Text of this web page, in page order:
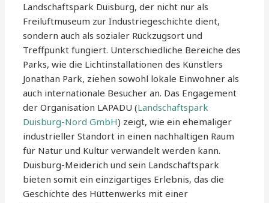
Landschaftspark Duisburg, der nicht nur als
Freiluftmuseum zur Industriegeschichte dient,
sondern auch als sozialer Rückzugsort und
Treffpunkt fungiert. Unterschiedliche Bereiche des
Parks, wie die Lichtinstallationen des Künstlers
Jonathan Park, ziehen sowohl lokale Einwohner als
auch internationale Besucher an. Das Engagement
der Organisation LAPADU (Landschaftspark
Duisburg-Nord GmbH) zeigt, wie ein ehemaliger
industrieller Standort in einen nachhaltigen Raum
für Natur und Kultur verwandelt werden kann.
Duisburg-Meiderich und sein Landschaftspark
bieten somit ein einzigartiges Erlebnis, das die
Geschichte des Hüttenwerks mit einer